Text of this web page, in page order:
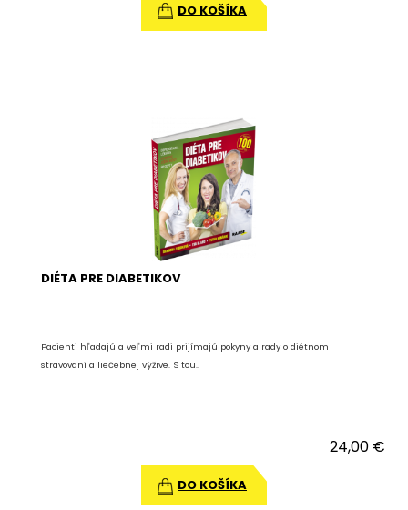
DO KOŠÍKA
DIÉTA PRE DIABETIKOV
Pacienti hľadajú a veľmi radi prijímajú pokyny a rady o diétnom
stravovaní a liečebnej výžive. S tou..
24,00 €
DO KOŠÍKA